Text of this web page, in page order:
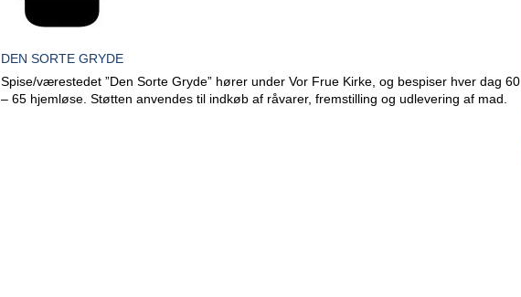
DEN SORTE GRYDE
Spise/værestedet ”Den Sorte Gryde” hører under Vor Frue Kirke, og bespiser hver dag 60
– 65 hjemløse. Støtten anvendes til indkøb af råvarer, fremstilling og udlevering af mad.